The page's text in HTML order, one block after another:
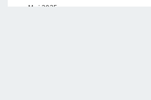
Mai 2025